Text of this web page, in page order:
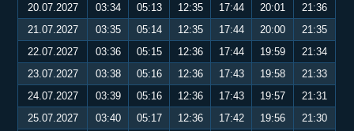
20.07.2027
03:34 05:13 12:35 17:44 20:01
21:36
21.07.2027
03:35 05:14 12:35 17:44 20:00
21:35
22.07.2027
03:36 05:15 12:36 17:44 19:59
21:34
23.07.2027
03:38 05:16 12:36 17:43 19:58
21:33
24.07.2027
03:39 05:16 12:36 17:43 19:57
21:31
25.07.2027
03:40 05:17 12:36 17:42 19:56
21:30